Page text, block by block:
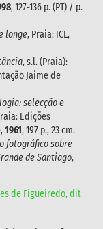
, 127-136 p. (PT) / p.
longe, Praia: ICL,
, s.l. (Praia):
Jaime de
selecção e
Edições
1961, 197 p., 23 cm.
fotográfico sobre
de Santiago,
de Figueiredo, dit